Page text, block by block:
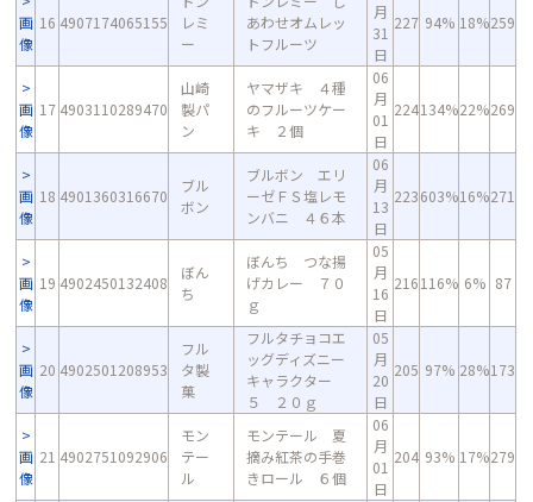
画
像
16 4907174065155
レミ
ー
あわせオムレッ
トフルーツ
月
31
日
227 94% 18%259
画
像
17 4903110289470
山崎
製パ
ン
ヤマザキ ４種
のフルーツケー
キ ２個
06
月
01
日
224134%22%269
画
像
18 4901360316670
ブル
ボン
ブルボン エリ
ーゼＦＳ塩レモ
ンバニ ４６本
06
月
13
日
223603%16%271
画
像
19 4902450132408
ぼん
ち
ぼんち つな揚
げカレー ７０
ｇ
05
月
16
日
216116% 6% 87
画
像
20 4902501208953
フル
タ製
菓
フルタチョコエ
ッグディズニー
キャラクター
５ ２０ｇ
05
月
20
日
205 97% 28%173
画
像
21 4902751092906
モン
テー
ル
モンテール 夏
摘み紅茶の手巻
きロール ６個
06
月
01
日
204 93% 17%279